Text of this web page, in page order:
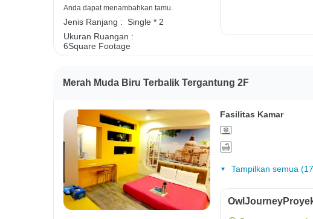
Anda dapat menambahkan tamu.
Jenis Ranjang :
Single * 2
Ukuran Ruangan :
6Square Footage
Merah Muda Biru Terbalik Tergantung 2F
Fasilitas Kamar
Tampilkan semua